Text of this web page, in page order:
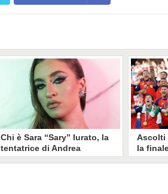
Chi è Sara “Sary” Iurato, la
tentatrice di Andrea
Petraroli a Temptation
Ascolti
la